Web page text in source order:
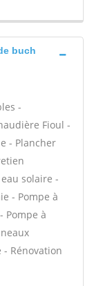
buch
-
Fioul -
- Plancher
solaire -
- Pompe à
Pompe à
Rénovation